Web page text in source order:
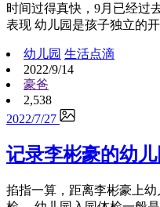
时间过得真快，9月已经过
表现 幼儿园是孩子独立的
幼儿园 生活点滴
2022/9/14
豪爸
2,538
2022/7/27
记录李彬豪的幼
掐指一算，距离李彬豪上